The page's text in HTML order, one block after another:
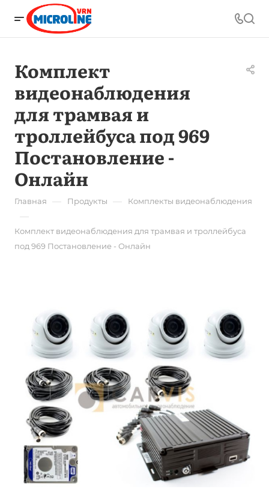
Комплект
видеонаблюдения
для трамвая и
троллейбуса под 969
Постановление -
Онлайн
Главная — Продукты — Комплекты видеонаблюдения
—
Комплект видеонаблюдения для трамвая и троллейбуса
под 969 Постановление - Онлайн